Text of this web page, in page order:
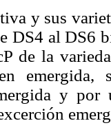
y sus
DS4 al DS6
de la
y